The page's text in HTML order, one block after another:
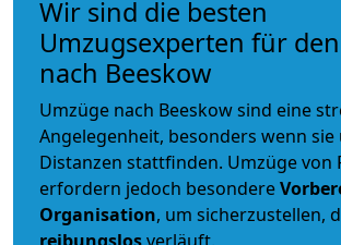
Wir sind die besten
Umzugsexperten für
nach Beeskow
Umzüge nach Beeskow sind eine
Angelegenheit, besonders wenn
Distanzen stattfinden. Umzüge von
erfordern jedoch besondere
Organisation, um sicherzustellen,